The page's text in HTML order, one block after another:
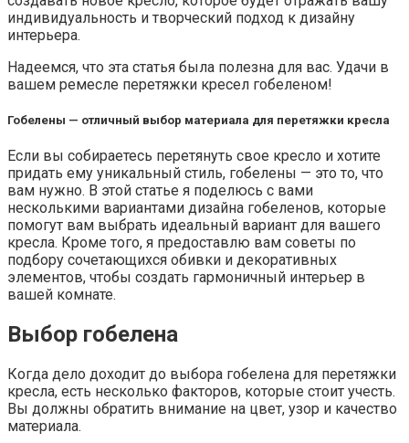
индивидуальность и творческий подход к дизайну
интерьера.
Надеемся, что эта статья была полезна для вас. Удачи в
вашем ремесле перетяжки кресел гобеленом!
Гобелены — отличный выбор материала для перетяжки кресла
Если вы собираетесь перетянуть свое кресло и хотите
придать ему уникальный стиль, гобелены — это то, что
вам нужно. В этой статье я поделюсь с вами
несколькими вариантами дизайна гобеленов, которые
помогут вам выбрать идеальный вариант для вашего
кресла. Кроме того, я предоставлю вам советы по
подбору сочетающихся обивки и декоративных
элементов, чтобы создать гармоничный интерьер в
вашей комнате.
Выбор гобелена
Когда дело доходит до выбора гобелена для перетяжки
кресла, есть несколько факторов, которые стоит учесть.
Вы должны обратить внимание на цвет, узор и качество
материала.